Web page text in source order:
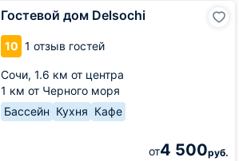
Гостевой дом Delsochi
10 1 отзыв гостей
Сочи, 1.6 км от центра
1 км от Черного моря
Бассейн Кухня Кафе
от4 500руб.